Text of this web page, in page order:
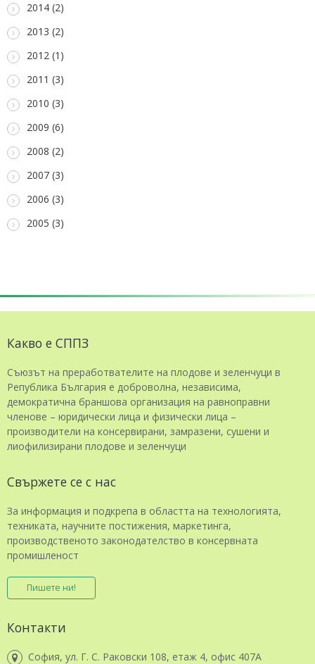
2014 (2)
2013 (2)
2012 (1)
2011 (3)
2010 (3)
2009 (6)
2008 (2)
2007 (3)
2006 (3)
2005 (3)
Какво е СППЗ
Съюзът на преработвателите на плодове и зеленчуци в
Република България е доброволна, независима,
демократична браншова организация на равноправни
членове – юридически лица и физически лица –
производители на консервирани, замразени, сушени и
лиофилизирани плодове и зеленчуци
Свържете се с нас
За информация и подкрепа в областта на технологията,
техниката, научните постижения, маркетинга,
производственото законодателство в консервната
промишленост
Пишете ни!
Контакти
София, ул. Г. С. Раковски 108, етаж 4, офис 407А